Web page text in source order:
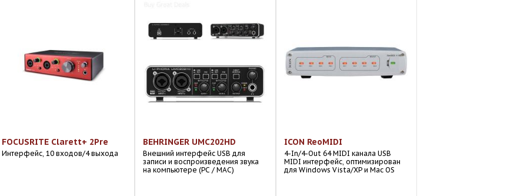
FOCUSRITE Clarett+ 2Pre
Интерфейс, 10 входов/4 выхода
BEHRINGER UMC202HD
Внешний интерфейс USB для
записи и воспроизведения звука
на компьютере (PC / MAC)
ICON ReoMIDI
4-In/4-Out 64 MIDI канала USB
MIDI интерфейс, оптимизирован
для Windows Vista/XP и Mac OS